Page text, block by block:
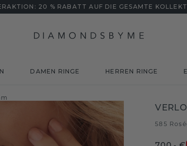
20 % RABATT AUF DIE GESAMTE
DAMEN RINGE HERREN RINGE
585